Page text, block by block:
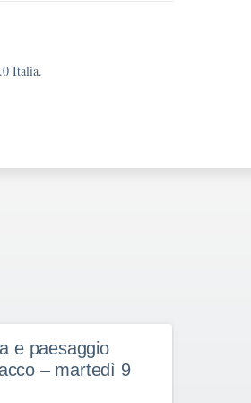
Italia.
e paesaggio
– martedì 9